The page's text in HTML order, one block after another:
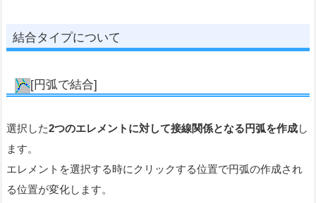
結合タイプについて
[円弧で結合]
選択した2つのエレメントに対して接線関係となる円弧を作成し
ます。
エレメントを選択する時にクリックする位置で円弧の作成され
る位置が変化します。